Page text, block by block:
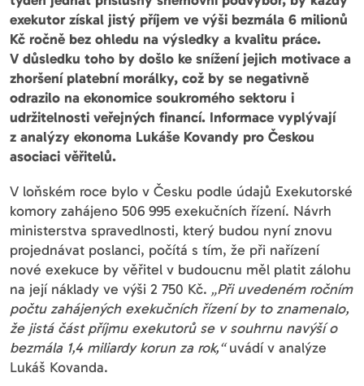
exekutor získal jistý příjem ve výši bezmála 6 milionů
Kč ročně bez ohledu na výsledky a kvalitu práce.
V důsledku toho by došlo ke snížení jejich motivace a
zhoršení platební morálky, což by se negativně
odrazilo na ekonomice soukromého sektoru i
udržitelnosti veřejných financí. Informace vyplývají
z analýzy ekonoma Lukáše Kovandy pro Českou
asociaci věřitelů.
V loňském roce bylo v Česku podle údajů Exekutorské
komory zahájeno 506 995 exekučních řízení. Návrh
ministerstva spravedlnosti, který budou nyní znovu
projednávat poslanci, počítá s tím, že při nařízení
nové exekuce by věřitel v budoucnu měl platit zálohu
na její náklady ve výši 2 750 Kč. „Při uvedeném ročním
počtu zahájených exekučních řízení by to znamenalo,
že jistá část příjmu exekutorů se v souhrnu navýší o
bezmála 1,4 miliardy korun za rok,“uvádí v analýze
Lukáš Kovanda.